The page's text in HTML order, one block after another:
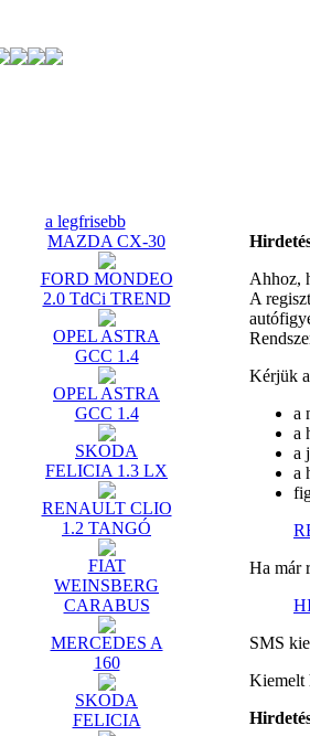
a legfrisebb
MAZDA CX-30
FORD MONDEO
2.0 TdCi TREND
OPEL ASTRA
GCC 1.4
OPEL ASTRA
GCC 1.4
SKODA
FELICIA 1.3 LX
RENAULT CLIO
1.2 TANGÓ
FIAT
WEINSBERG
CARABUS
MERCEDES A
160
SKODA
FELICIA
Ahhoz,
A
Kérjük
a
a
a
a
Ha már
SMS
Kiemelt